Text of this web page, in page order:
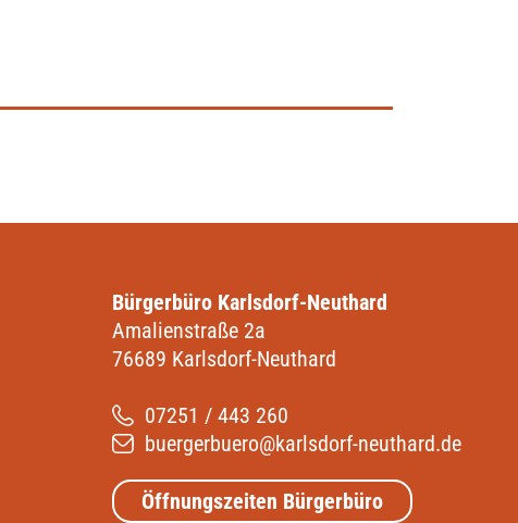
Bürgerbüro Karlsdorf-Neuthard
Amalienstraße 2a
76689 Karlsdorf-Neuthard
07251 / 443 260
buergerbuero@karlsdorf-neuthard.de
Öffnungszeiten Bürgerbüro